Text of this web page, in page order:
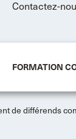
Contactez-
FORMATION
de différends